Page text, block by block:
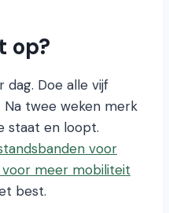
op?
dag. Doe alle vijf
twee weken merk
staat en loopt.
voor
voor meer mobiliteit
best.